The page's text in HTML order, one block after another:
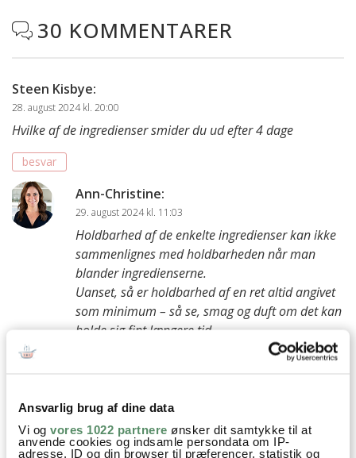
Ansvarlig brug af dine data
Vi og vores 1022 partnere ønsker dit samtykke til at
anvende cookies og indsamle persondata om IP-
adresse, ID og din browser til præferencer, statistik og
 30 KOMMENTARER
Steen Kisbye:
28. august 2024 kl. 20:00
Hvilke af de ingredienser smider du ud efter 4 dage
besvar
Ann-Christine:
29. august 2024 kl. 11:03
Holdbarhed af de enkelte ingredienser kan ikke
sammenlignes med holdbarheden når man
blander ingredienserne.
Uanset, så er holdbarhed af en ret altid angivet
som minimum – så se, smag og duft om det kan
holde sig fint længere tid.
Lars:
26. august 2024 kl. 19:41